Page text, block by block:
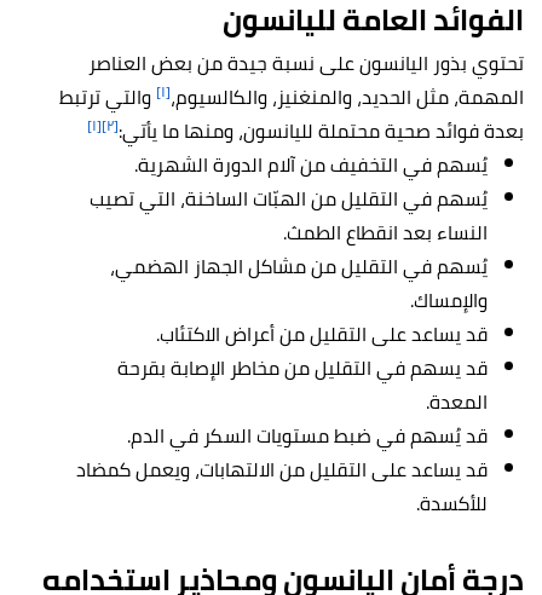
الفوائد العامة لليانسون
تحتوي بذور اليانسون على نسبة جيدة من بعض العناصر
المهمة، مثل الحديد، والمنغنيز، والكالسيوم،[١] والتي ترتبط
بعدة فوائد صحية محتملة لليانسون، ومنها ما يأتي:[٢] [١]
يُسهم في التخفيف من آلام الدورة الشهرية.
يُسهم في التقليل من الهبّات الساخنة، التي تصيب
النساء بعد انقطاع الطمث.
يُسهم في التقليل من مشاكل الجهاز الهضمي،
والإمساك.
قد يساعد على التقليل من أعراض الاكتئاب.
قد يسهم في التقليل من مخاطر الإصابة بقرحة
المعدة.
قد يُسهم في ضبط مستويات السكر في الدم.
قد يساعد على التقليل من الالتهابات، ويعمل كمضاد
للأكسدة.
درجة أمان اليانسون ومحاذير استخدامه